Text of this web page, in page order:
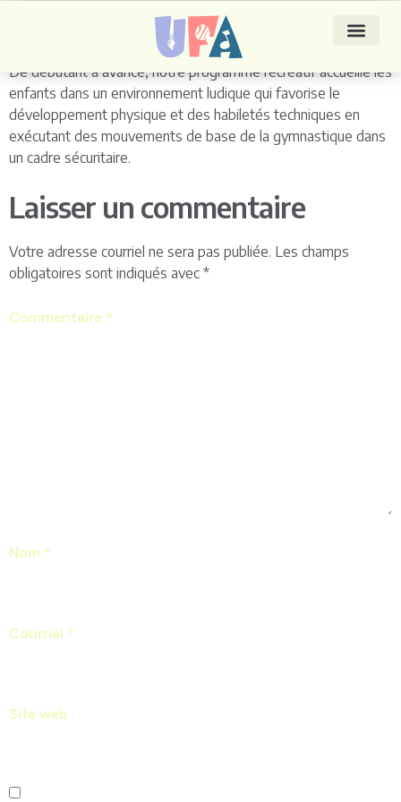
Gymnastique
De débutant à avancé, notre programme récréatif accueille les
enfants dans un environnement ludique qui favorise le
développement physique et des habiletés techniques en
exécutant des mouvements de base de la gymnastique dans
un cadre sécuritaire.
Laisser un commentaire
Votre adresse courriel ne sera pas publiée. Les champs
obligatoires sont indiqués avec *
Commentaire *
Nom *
Courriel *
Site web